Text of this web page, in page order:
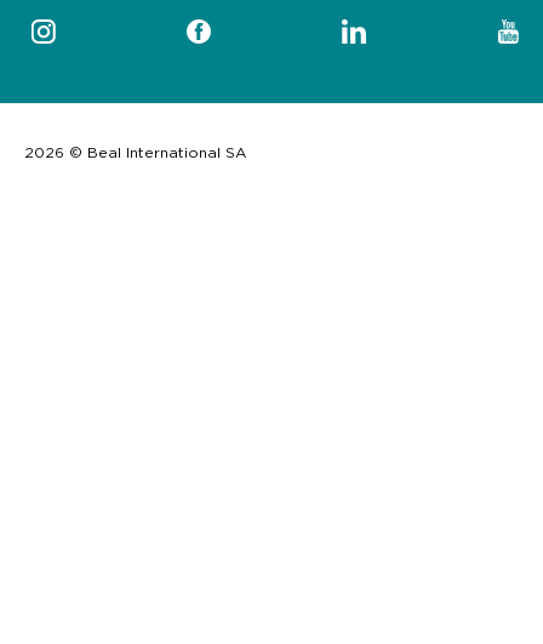
2026 © Beal International SA